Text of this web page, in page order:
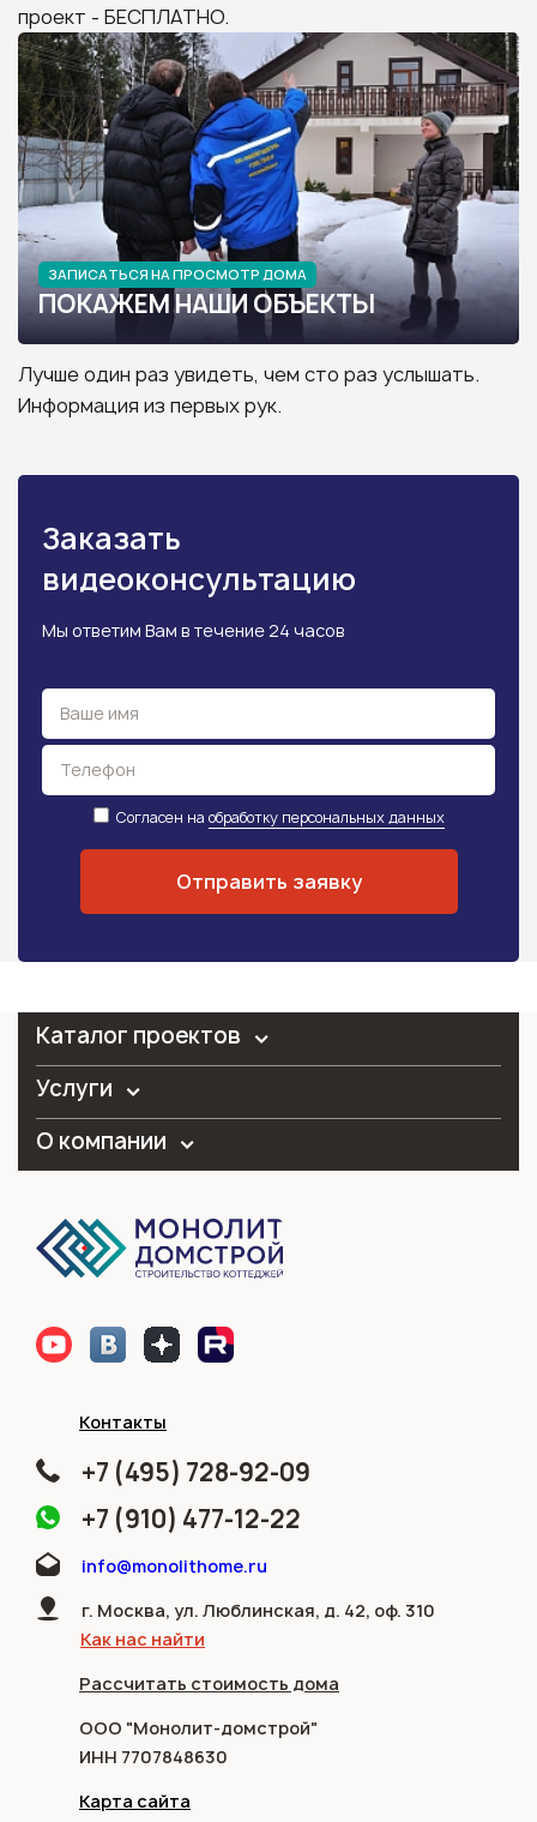
проект - БЕСПЛАТНО.
ЗАПИСАТЬСЯ НА ПРОСМОТР ДОМА
ПОКАЖЕМ НАШИ ОБЪЕКТЫ
Лучше один раз увидеть, чем сто раз услышать.
Информация из первых рук.
Заказать
видеоконсультацию
Мы ответим Вам в течение 24 часов
Согласен на обработку персональных данных
Контакты
+7 (495) 728-92-09
+7 (910) 477-12-22
info@monolithome.ru
г. Москва, ул. Люблинская, д. 42, оф. 310
Как нас найти
Рассчитать стоимость дома
ООО "Монолит-домстрой"
ИНН 7707848630
Карта сайта
Каталог проектов
Услуги
О компании